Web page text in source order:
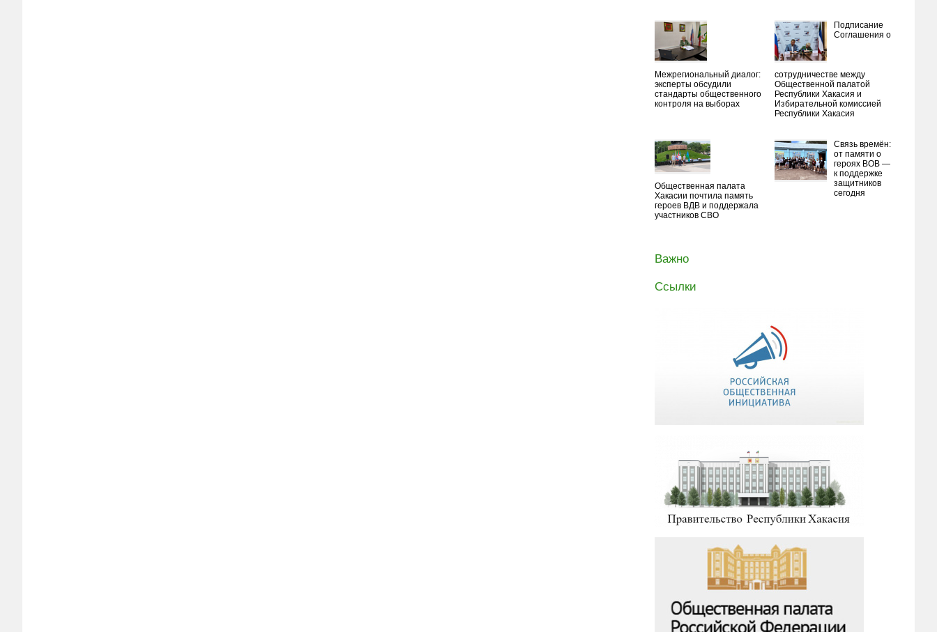
Межрегиональный диалог:
эксперты обсудили
стандарты общественного
контроля на выборах
Подписание
Соглашения о
сотрудничестве между
Общественной палатой
Республики Хакасия и
Избирательной комиссией
Республики Хакасия
Общественная палата
Хакасии почтила память
героев ВДВ и поддержала
участников СВО
Связь времён:
от памяти о
героях ВОВ —
к поддержке
защитников
сегодня
Важно
Ссылки